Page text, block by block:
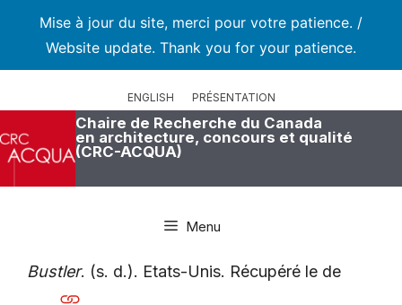
Mise à jour du site, merci pour votre patience. /
Website update. Thank you for your patience.
ENGLISH PRÉSENTATION
Chaire de Recherche du Canada
en architecture, concours et qualité
(CRC-ACQUA)
Menu
Bustler. (s. d.). Etats-Unis. Récupéré le de